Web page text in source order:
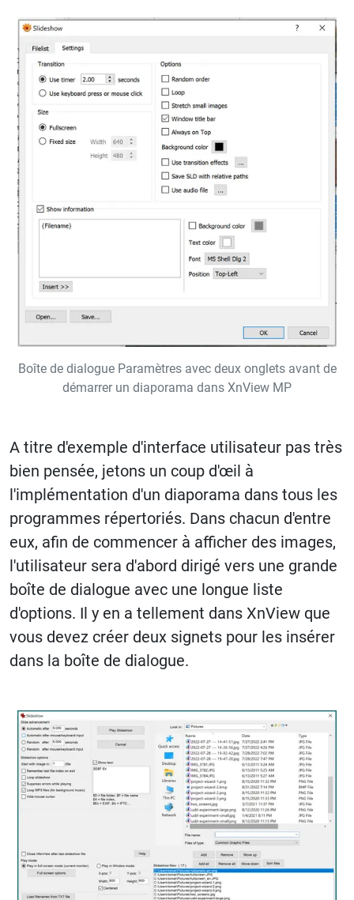
Boîte de dialogue Paramètres avec deux onglets avant de
démarrer un diaporama dans XnView MP
A titre d'exemple d'interface utilisateur pas très
bien pensée, jetons un coup d'œil à
l'implémentation d'un diaporama dans tous les
programmes répertoriés. Dans chacun d'entre
eux, afin de commencer à afficher des images,
l'utilisateur sera d'abord dirigé vers une grande
boîte de dialogue avec une longue liste
d'options. Il y en a tellement dans XnView que
vous devez créer deux signets pour les insérer
dans la boîte de dialogue.